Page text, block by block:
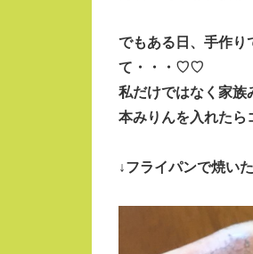
でもある日、手作り
て・・・♡♡
私だけではなく家族
本みりんを入れたら
↓フライパンで焼い